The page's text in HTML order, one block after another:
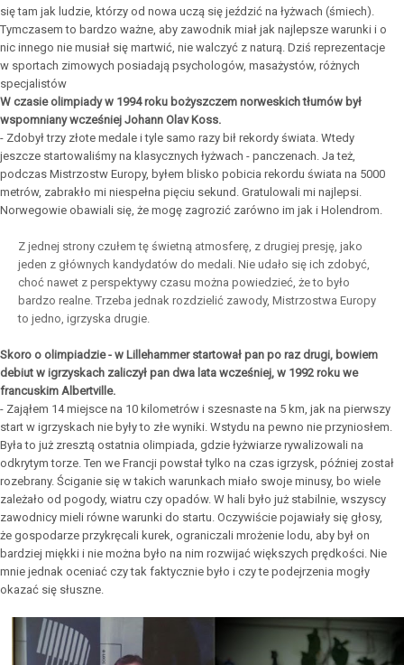
się tam jak ludzie, którzy od nowa uczą się jeździć na łyżwach (śmiech).
Tymczasem to bardzo ważne, aby zawodnik miał jak najlepsze warunki i o
nic innego nie musiał się martwić, nie walczyć z naturą. Dziś reprezentacje
w sportach zimowych posiadają psychologów, masażystów, różnych
specjalistów
W czasie olimpiady w 1994 roku bożyszczem norweskich tłumów był
wspomniany wcześniej Johann Olav Koss.
- Zdobył trzy złote medale i tyle samo razy bił rekordy świata. Wtedy
jeszcze startowaliśmy na klasycznych łyżwach - panczenach. Ja też,
podczas Mistrzostw Europy, byłem blisko pobicia rekordu świata na 5000
metrów, zabrakło mi niespełna pięciu sekund. Gratulowali mi najlepsi.
Norwegowie obawiali się, że mogę zagrozić zarówno im jak i Holendrom.
Z jednej strony czułem tę świetną atmosferę, z drugiej presję, jako
jeden z głównych kandydatów do medali. Nie udało się ich zdobyć,
choć nawet z perspektywy czasu można powiedzieć, że to było
bardzo realne. Trzeba jednak rozdzielić zawody, Mistrzostwa Europy
to jedno, igrzyska drugie.
Skoro o olimpiadzie - w Lillehammer startował pan po raz drugi, bowiem
debiut w igrzyskach zaliczył pan dwa lata wcześniej, w 1992 roku we
francuskim Albertville.
- Zająłem 14 miejsce na 10 kilometrów i szesnaste na 5 km, jak na pierwszy
start w igrzyskach nie były to złe wyniki. Wstydu na pewno nie przyniosłem.
Była to już zresztą ostatnia olimpiada, gdzie łyżwiarze rywalizowali na
odkrytym torze. Ten we Francji powstał tylko na czas igrzysk, później został
rozebrany. Ściganie się w takich warunkach miało swoje minusy, bo wiele
zależało od pogody, wiatru czy opadów. W hali było już stabilnie, wszyscy
zawodnicy mieli równe warunki do startu. Oczywiście pojawiały się głosy,
że gospodarze przykręcali kurek, ograniczali mrożenie lodu, aby był on
bardziej miękki i nie można było na nim rozwijać większych prędkości. Nie
mnie jednak oceniać czy tak faktycznie było i czy te podejrzenia mogły
okazać się słuszne.